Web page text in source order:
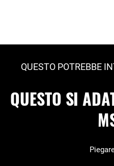
QUESTO POTREBBE
QUESTO SI